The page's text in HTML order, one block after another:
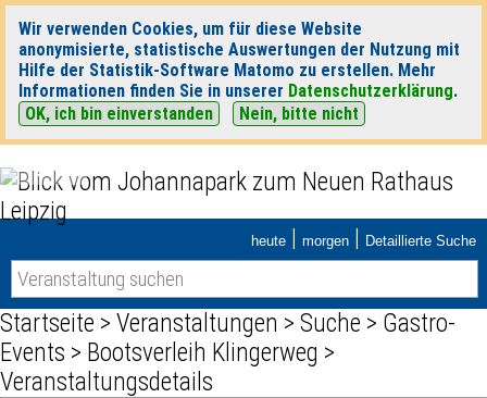
Wir verwenden Cookies, um für diese Website
anonymisierte, statistische Auswertungen der Nutzung mit
Hilfe der Statistik-Software Matomo zu erstellen. Mehr
Informationen finden Sie in unserer Datenschutzerklärung.
OK, ich bin einverstanden
Nein, bitte nicht
heute | morgen | Detaillierte Suche
Startseite > Veranstaltungen > Suche > Gastro-
Events > Bootsverleih Klingerweg >
Veranstaltungsdetails